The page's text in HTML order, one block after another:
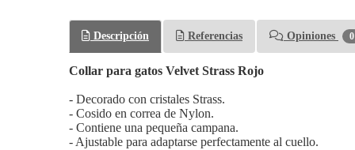
Descripción Referencias Opiniones 0
Collar para gatos Velvet Strass Rojo
- Decorado con cristales Strass.
- Cosido en correa de Nylon.
- Contiene una pequeña campana.
- Ajustable para adaptarse perfectamente al cuello.